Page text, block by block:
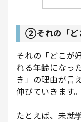
②それの「ど
それの「どこが
れる年齢になっ
き」の理由が言
伸びていきます。
たとえば、未就